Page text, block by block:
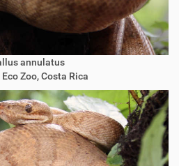
annulatus
Zoo, Costa Rica